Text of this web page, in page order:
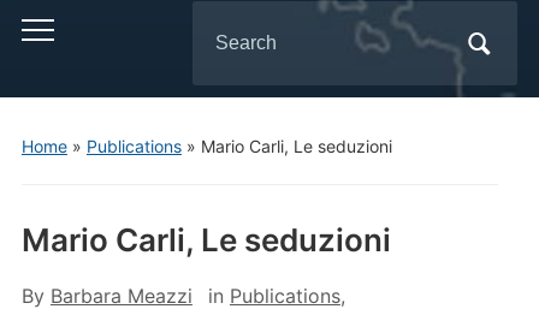
for:
Home» Publications» Mario Carli, Le seduzioni
Mario Carli, Le seduzioni
By Barbara Meazzi in Publications,